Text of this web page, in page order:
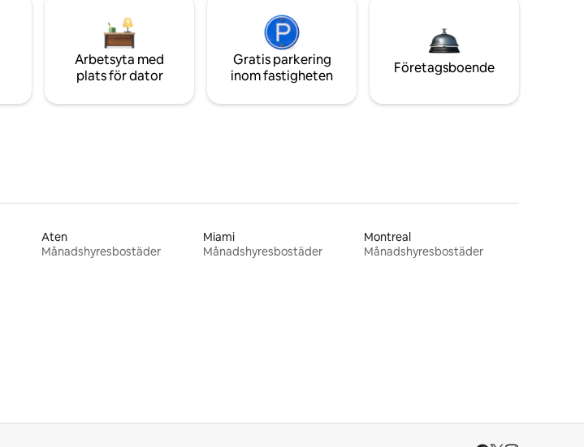
Arbetsyta med
plats för dator
Gratis parkering
inom fastigheten
Företagsboende
Aten
Månadshyresbostäder
Miami
Månadshyresbostäder
Montreal
Månadshyresbostäder